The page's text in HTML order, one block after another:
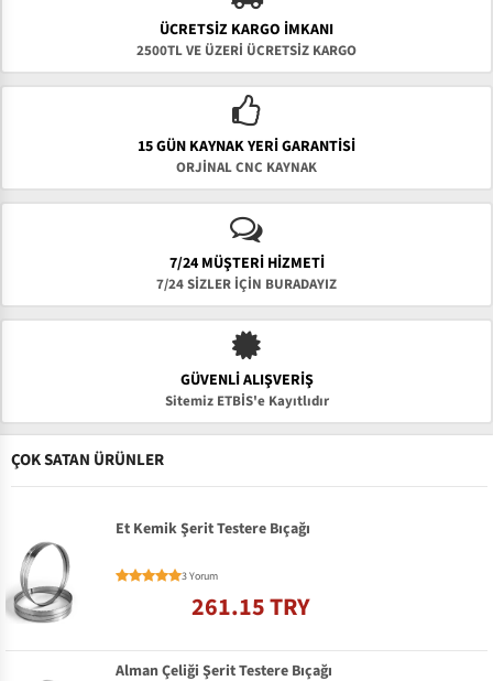
ÜCRETSIZ KARGO İMKANI
2500TL VE ÜZERİ ÜCRETSİZ KARGO
15 GÜN KAYNAK YERI GARANTISI
ORJİNAL CNC KAYNAK
7/24 MÜŞTERİ HİZMETİ
7/24 SİZLER İÇİN BURADAYIZ
GÜVENLI ALIŞVERIŞ
Sitemiz ETBİS'e Kayıtlıdır
ÇOK SATAN ÜRÜNLER
Et Kemik Şerit Testere Bıçağı
3 Yorum
261.15 TRY
Alman Çeliği Şerit Testere Bıçağı